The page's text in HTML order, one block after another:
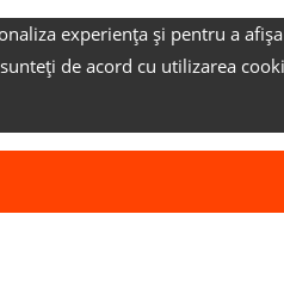
experiența și pentru a
de acord cu utilizarea